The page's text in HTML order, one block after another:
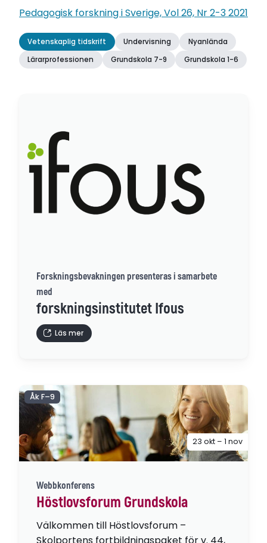
Pedagogisk forskning i Sverige, Vol 26, Nr 2-3 2021
Vetenskaplig tidskrift Undervisning
Nyanlända
Lärarprofessionen
Grundskola 7-9 Grundskola 1-6
Forskningsbevakningen presenteras i samarbete
med
forskningsinstitutet Ifous
Läs mer
Webbkonferens
Höstlovsforum Grundskola
Välkommen till Höstlovsforum –
Åk F–9
23 okt – 1 nov